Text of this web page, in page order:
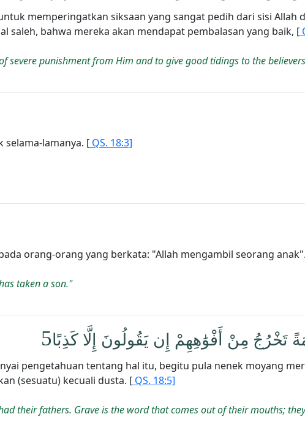
memperingatkan siksaan yang sangat pedih dari sisi
saleh, bahwa mereka akan mendapat pembalasan yang baik, [
severe punishment from Him and to give good tidings to the
selama-lamanya. [ QS. 18:3]
orang-orang yang berkata: "Allah mengambil seorang
taken a son."
تَخْرُجُ مِنْ أَفْوَٰهِهِمْ إِن يَقُولُونَ إِلَّا كَذِبًا5
pengetahuan tentang hal itu, begitu pula nenek moyang
(sesuatu) kecuali dusta. [ QS. 18:5]
their fathers. Grave is the word that comes out of their mouths;